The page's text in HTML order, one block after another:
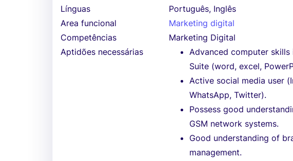
Línguas
Português, Inglês
Area funcional
Marketing digital
Competências
Marketing Digital
Aptidões necessárias
Advanced computer
Suite (word, excel,
Active social media user
WhatsApp, Twitter).
Possess good
GSM network systems.
Good understanding of
management.